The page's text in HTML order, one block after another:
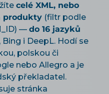
celé XML, nebo
produkty (filtr podle
— do 16 jazyků
i DeepL. Hodí se
polskou či
nebo Allegro a je
překladatel.
stránka